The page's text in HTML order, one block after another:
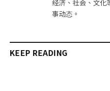
经济、社会、文化
事动态。
KEEP READING